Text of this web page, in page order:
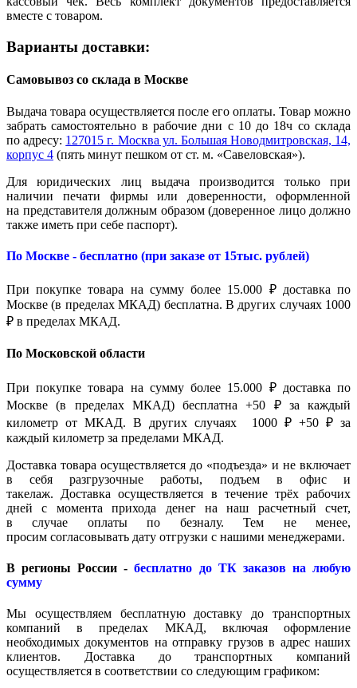
вместе с товаром.
Варианты доставки:
Самовывоз со склада в Москве
Выдача товара осуществляется после его оплаты. Товар можно
забрать самостоятельно в рабочие дни с 10 до 18ч со склада
по адресу: 127015 г. Москва ул. Большая Новодмитровская, 14,
корпус 4 (пять минут пешком от ст. м. «Савеловская»).
Для юридических лиц выдача производится только при
наличии печати фирмы или доверенности, оформленной
на представителя должным образом (доверенное лицо должно
также иметь при себе паспорт).
По Москве - бесплатно (при заказе от 15тыс. рублей)
При покупке товара на сумму более 15.000 ₽ доставка по
Москве (в пределах МКАД) бесплатна. В других случаях 1000
₽ в пределах МКАД.
По Московской области
При покупке товара на сумму более 15.000 ₽ доставка по
Москве (в пределах МКАД) бесплатна +50 ₽ за каждый
километр от МКАД. В других случаях 1000 ₽ +50 ₽ за
каждый километр за пределами МКАД.
Доставка товара осуществляется до «подъезда» и не включает
в себя разгрузочные работы, подъем в офис и
такелаж. Доставка осуществляется в течение трёх рабочих
дней с момента прихода денег на наш расчетный счет,
в случае оплаты по безналу. Тем не менее,
просим согласовывать дату отгрузки с нашими менеджерами.
В регионы России -бесплатно до ТК заказов на любую
сумму
Мы осуществляем бесплатную доставку до транспортных
компаний в пределах МКАД, включая оформление
необходимых документов на отправку грузов в адрес наших
клиентов. Доставка до транспортных компаний
осуществляется в соответствии со следующим графиком: